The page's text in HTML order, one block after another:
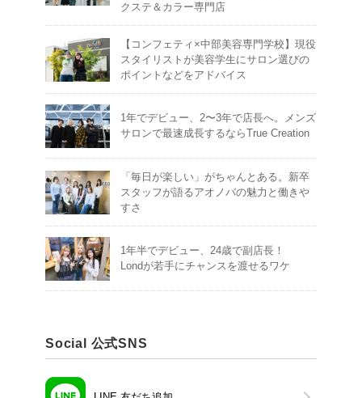
クステ＆カラー専門店
【コンフェティ×中部美容専門学校】現役
スタイリストが美容学生にサロン選びの
ポイントなどをアドバイス
1年でデビュー、2〜3年で店長へ。メンズ
サロンで最速成長するならTrue Creation
「毎日が楽しい」がちゃんとある。新卒
スタッフが語るアオノバの魅力と働きや
すさ
1年半でデビュー、24歳で副店長！
Londが若手にチャンスを渡せるワケ
Social 公式SNS